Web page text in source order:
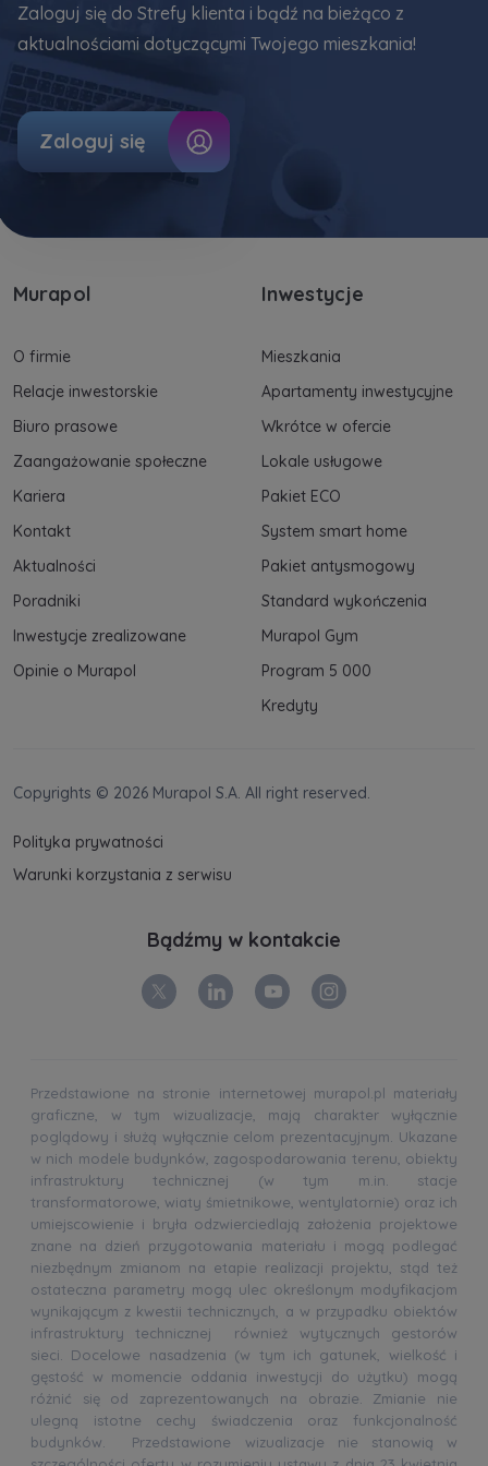
uzasadnionych interesów realizowanych przez
Administratora.
także udostępniane
Twoje dane są współadministrowane przez
spółki z Grupy Kapitałowej Murapol
Murapol
O firmie
Relacje inwestorskie
Biuro prasowe
Zaangażowanie społeczne
Kariera
Kontakt
Aktualności
Poradniki
Inwestycje zrealizowane
Opinie o Murapol
Inwestycje
Mieszkania
Apartamenty inwestycyjne
Wkrótce w ofercie
Lokale usługowe
Pakiet ECO
System smart home
Pakiet antysmogowy
Standard wykończenia
Murapol Gym
Program 5 000
Kredyty
Zaloguj się do Strefy klienta i bądź na bieżąco z
aktualnościami dotyczącymi Twojego mieszkania!
Zaloguj się
Copyrights © 2026 Murapol S.A. All right reserved.
Polityka prywatności
Warunki korzystania z serwisu
Bądźmy w kontakcie
Przedstawione na stronie internetowej murapol.pl materiały
graficzne, w tym wizualizacje, mają charakter wyłącznie
poglądowy i służą wyłącznie celom prezentacyjnym. Ukazane
w nich modele budynków, zagospodarowania terenu, obiekty
infrastruktury technicznej (w tym m.in. stacje
transformatorowe, wiaty śmietnikowe, wentylatornie) oraz ich
umiejscowienie i bryła odzwierciedlają założenia projektowe
znane na dzień przygotowania materiału i mogą podlegać
niezbędnym zmianom na etapie realizacji projektu, stąd też
ostateczna parametry mogą ulec określonym modyfikacjom
wynikającym z kwestii technicznych, a w przypadku obiektów
infrastruktury technicznej również wytycznych gestorów
sieci. Docelowe nasadzenia (w tym ich gatunek, wielkość i
gęstość w momencie oddania inwestycji do użytku) mogą
różnić się od zaprezentowanych na obrazie. Zmianie nie
ulegną istotne cechy świadczenia oraz funkcjonalność
budynków. Przedstawione wizualizacje nie stanowią w